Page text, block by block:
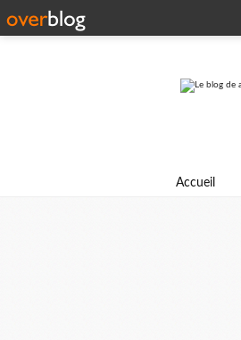
Accueil